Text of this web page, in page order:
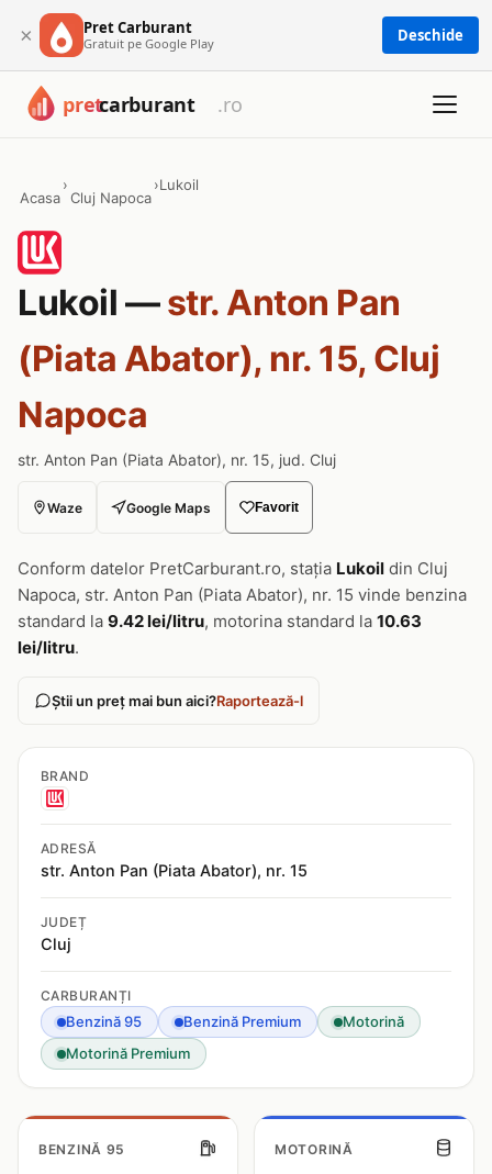
× Pret Carburant
Gratuit pe Google Play Deschide
Acasa
›
Cluj Napoca
›Lukoil
Lukoil —str. Anton Pan
(Piata Abator), nr. 15, Cluj
Napoca
str. Anton Pan (Piata Abator), nr. 15, jud. Cluj
Waze Google Maps Favorit
Conform datelor PretCarburant.ro, stația Lukoil din Cluj
Napoca, str. Anton Pan (Piata Abator), nr. 15 vinde benzina
standard la 9.42 lei/litru, motorina standard la 10.63
lei/litru.
Știi un preț mai bun aici?Raportează-l
BRAND
ADRESĂ
str. Anton Pan (Piata Abator), nr. 15
JUDEȚ
Cluj
CARBURANȚI
Benzină 95 Benzină Premium
Motorină
Motorină Premium
BENZINĂ 95 MOTORINĂ